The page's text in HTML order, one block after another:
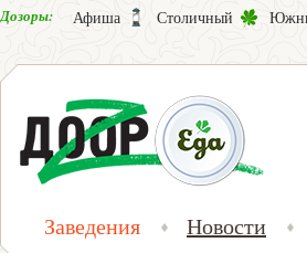
Дозоры: Афиша Столичный
Заведения Новости